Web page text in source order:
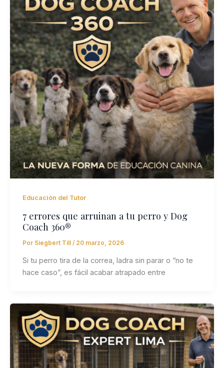
Educación del Tutor
7 errores que arruinan a tu perro y Dog
Coach 360®
Por Siegbert Till / 20 marzo, 2026
Si tu perro tira de la correa, ladra sin parar o “no te
hace caso”, es fácil acabar atrapado entre